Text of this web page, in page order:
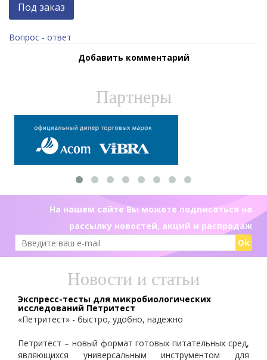
Под заказ
Вопрос - ответ
Добавить комментарий
Партнеры
На нашем сайте Вы можете подписаться на
рассылку новостей, акций и распродаж
Ok
Новости и статьи
Экспресс-тесты для микробиологических
исследований Петритест
«Петритест» - быстро, удобно, надежно
Петритест – новый формат готовых питательных сред,
являющихся универсальным инструментом для